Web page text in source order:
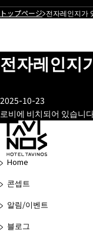
トップページ 전자레인지가
전자레인지
2025-10-23
로비에 비치되어 있습니
Home
콘셉트
알림/이벤트
블로그